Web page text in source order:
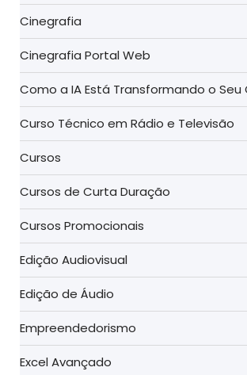
Cinegrafia
Cinegrafia Portal Web
Como a IA Está Transformando o
Curso Técnico em Rádio e Televisão
Cursos
Cursos de Curta Duração
Cursos Promocionais
Edição Audiovisual
Edição de Áudio
Empreendedorismo
Excel Avançado